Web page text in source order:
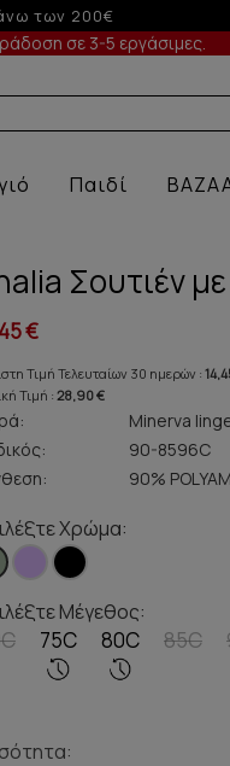
άνω των 50€
σε 3-5 εργάσιμες.
Παιδί
Σουτιέν
€
Τιμή Τελευταίων 30 ημερών :
Τιμή : 28,90 €
Minerva
90-8596C
90%
Χρώμα:
Μέγεθος:
75C 80C 85C